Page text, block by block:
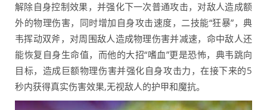
解除自身控制效果，并强化下一次普通攻击，对敌人造成额
外的物理伤害，同时增加自身攻击速度，二技能“狂暴”，典
韦挥动双斧，对周围敌人造成物理伤害并减速，命中敌人还
能恢复自身生命值，而他的大招“嗜血”更是恐怖，典韦跳向
目标，造成巨额物理伤害并强化自身攻击力，在接下来的5
秒内获得真实伤害效果,无视敌人的护甲和魔抗。